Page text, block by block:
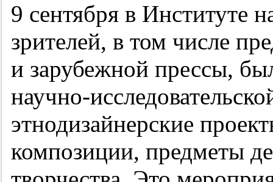
9 сентября в Институте
зрителей, в том числе
и зарубежной прессы,
научно-
этнодизайнерские
композиции, предметы